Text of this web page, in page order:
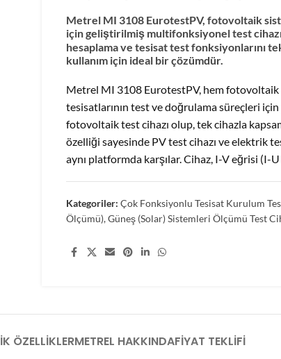
Metrel MI 3108 EurotestPV, fotovoltaik
için geliştirilmiş multifonksiyonel test
hesaplama ve tesisat test fonksiyonlarını
kullanım için ideal bir çözümdür.
Metrel MI 3108 EurotestPV, hem
tesisatlarının test ve doğrulama süreçleri
fotovoltaik test cihazı olup, tek cihazla
özelliği sayesinde PV test cihazı ve elektrik
aynı platformda karşılar. Cihaz, I-V eğrisi (I-
Kategoriler: Çok Fonksiyonlu Tesisat Kurulum
Ölçümü),Güneş (Solar) Sistemleri Ölçümü Test
Share:
ÖZELLIKLERMETREL HAKKINDAFIYAT TEKLIFI